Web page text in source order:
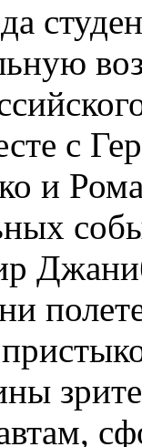
с
и